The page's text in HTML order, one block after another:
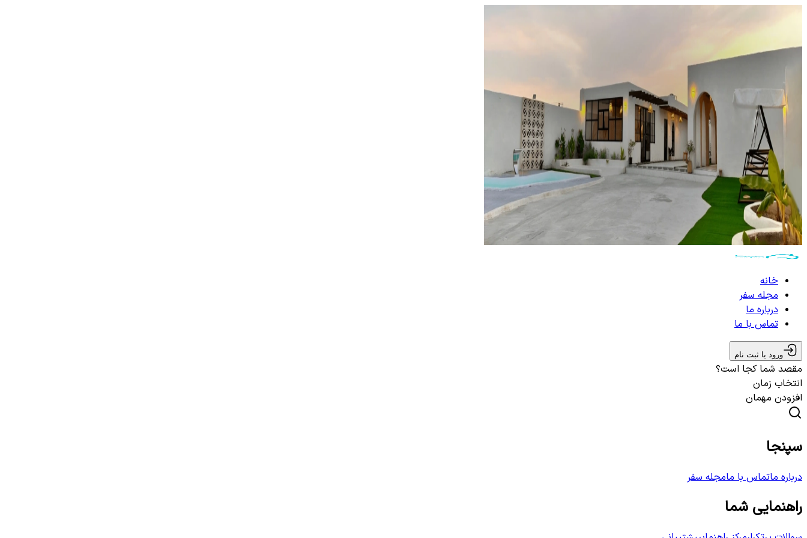
خانه
مجله سفر
درباره ما
تماس با ما
ورود یا ثبت نام
مقصد شما کجا است؟
انتخاب زمان
افزودن مهمان
سپنجا
درباره ماتماس با مامجله سفر
راهنمایی شما